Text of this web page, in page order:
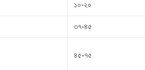
১০-২০
৩৭-৪৫
৪৫-৭৫